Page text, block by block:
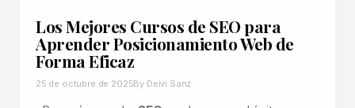
Los Mejores Cursos de SEO para
Aprender Posicionamiento Web de
Forma Eficaz
25 de octubre de 2025By Deivi Sanz